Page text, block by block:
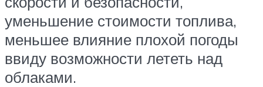
уменьшение стоимости топлива,
меньшее влияние плохой погоды
ввиду возможности лететь над
облаками.